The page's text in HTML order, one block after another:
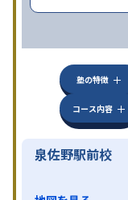
塾の特徴
コース内容
泉佐野駅前校